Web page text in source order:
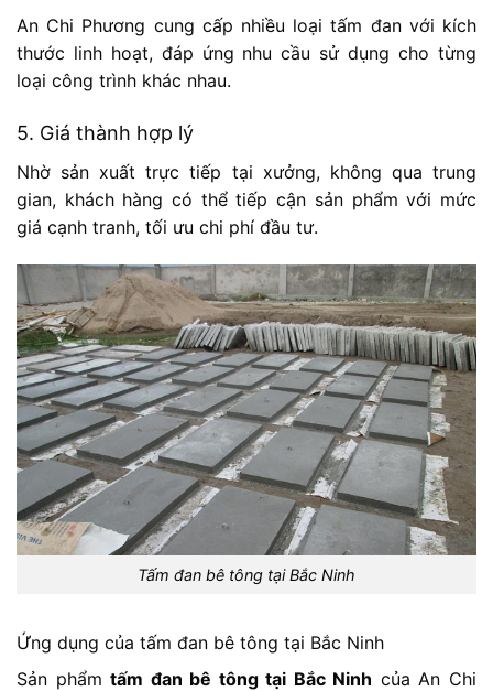
An Chi Phương cung cấp nhiều loại tấm đan với kích
thước linh hoạt, đáp ứng nhu cầu sử dụng cho từng
loại công trình khác nhau.
5. Giá thành hợp lý
Nhờ sản xuất trực tiếp tại xưởng, không qua trung
gian, khách hàng có thể tiếp cận sản phẩm với mức
giá cạnh tranh, tối ưu chi phí đầu tư.
Tấm đan bê tông tại Bắc Ninh
Ứng dụng của tấm đan bê tông tại Bắc Ninh
Sản phẩmtấm đan bê tông tại Bắc Ninh của An Chi